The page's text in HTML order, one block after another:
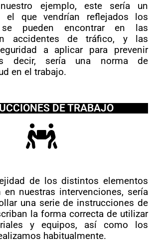
ejemplo, este sería un
el que vendrían reflejados los
pueden encontrar en las
accidentes de tráfico, y las
a aplicar para prevenir
decir, sería una norma de
en el trabajo.
DE TRABAJO
de los distintos elementos
en nuestras intervenciones, sería
una serie de instrucciones de
la forma correcta de utilizar
y equipos, así como los
habitualmente.